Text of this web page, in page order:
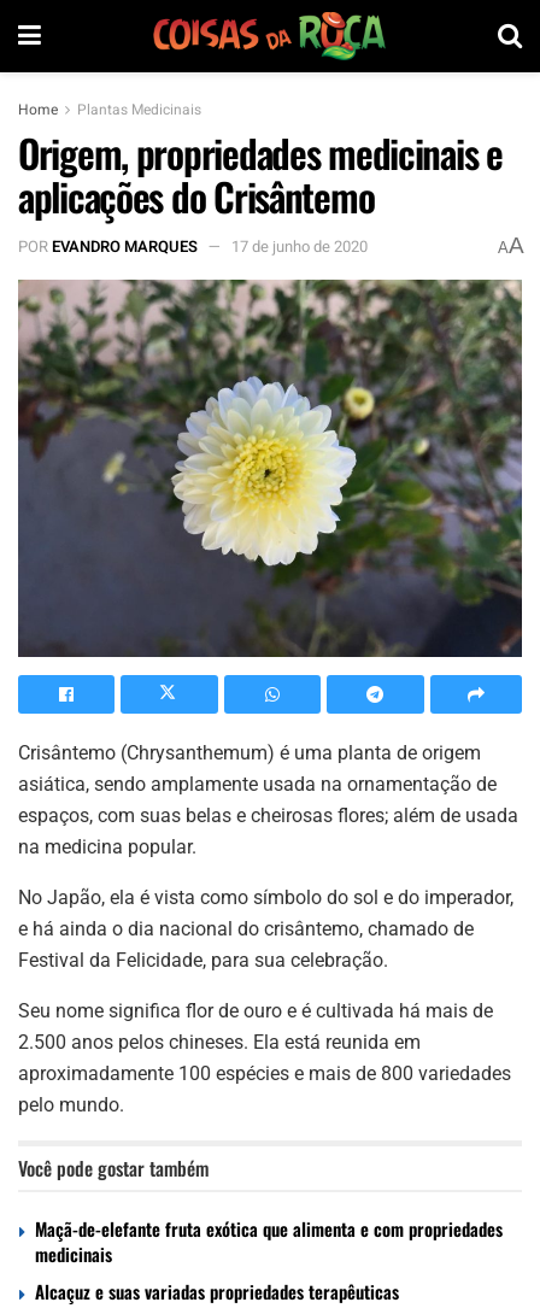
Home Plantas Medicinais
Origem, propriedades medicinais e
aplicações do Crisântemo
POREVANDRO MARQUES 17 de junho de 2020 AA
Crisântemo (Chrysanthemum) é uma planta de origem
asiática, sendo amplamente usada na ornamentação de
espaços, com suas belas e cheirosas flores; além de usada
na medicina popular.
No Japão, ela é vista como símbolo do sol e do imperador,
e há ainda o dia nacional do crisântemo, chamado de
Festival da Felicidade, para sua celebração.
Seu nome significa flor de ouro e é cultivada há mais de
2.500 anos pelos chineses. Ela está reunida em
aproximadamente 100 espécies e mais de 800 variedades
pelo mundo.
Você pode gostar também
Maçã-de-elefante fruta exótica que alimenta e com propriedades
medicinais
Alcaçuz e suas variadas propriedades terapêuticas